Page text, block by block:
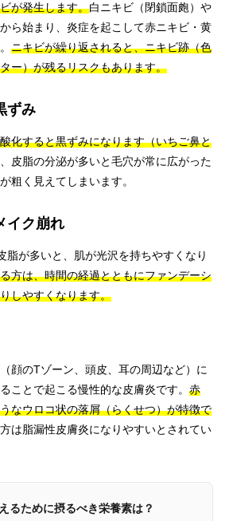
が発生します。白ニキビ（閉鎖面皰）や
ら始まり、炎症を起こして赤ニキビ・黄
ニキビが繰り返されると、ニキビ跡（色
ー）が残るリスクもあります。
ずみ
化すると黒ずみになります（いちご鼻と
皮脂の分泌が多いと毛穴が常に広がった
粗く見えてしまいます。
イク崩れ
脂が多いと、肌が光沢を持ちやすくなり
方は、時間の経過とともにファンデーシ
しやすくなります。
顔のTゾーン、頭皮、耳の周辺など）に
ことで起こる慢性的な皮膚炎です。 赤
なウロコ状の落屑（らくせつ）が特徴で
は脂漏性皮膚炎になりやすいとされてい
るために摂るべき栄養素は？